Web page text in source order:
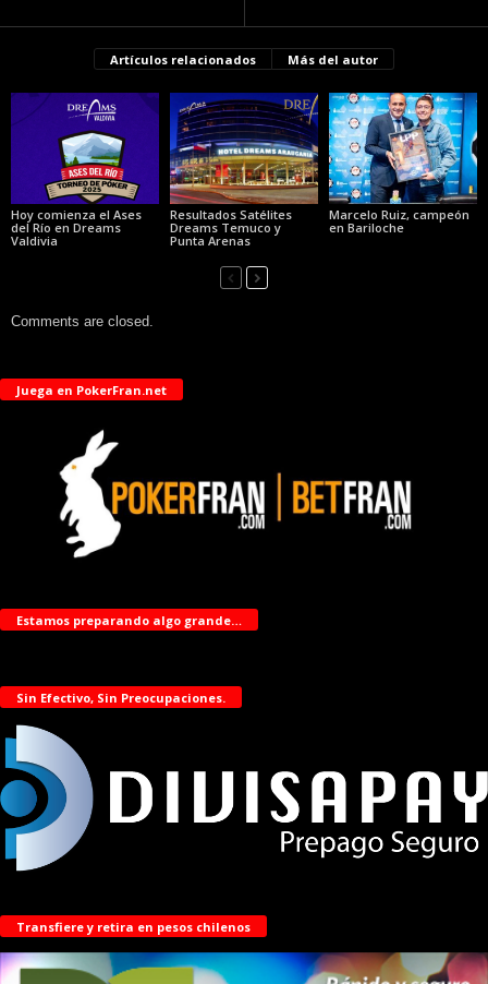
Artículos relacionados Más del autor
Hoy comienza el Ases
del Río en Dreams
Valdivia
Resultados Satélites
Dreams Temuco y
Punta Arenas
Marcelo Ruiz, campeón
en Bariloche
Comments are closed.
Juega en PokerFran.net
Estamos preparando algo grande…
Sin Efectivo, Sin Preocupaciones.
Transfiere y retira en pesos chilenos